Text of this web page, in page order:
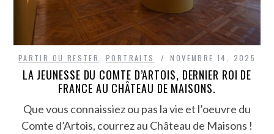
PARTIR OU RESTER PORTRAITS NOVEMBRE 14, 2025
LA JEUNESSE DU COMTE D’ARTOIS, DERNIER ROI DE
FRANCE AU CHÂTEAU DE MAISONS.
Que vous connaissiez ou pas la vie et l’oeuvre du
Comte d’Artois, courrez au Château de Maisons !